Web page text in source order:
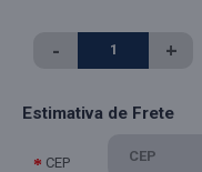
- +
Estimativa de Frete
CEP